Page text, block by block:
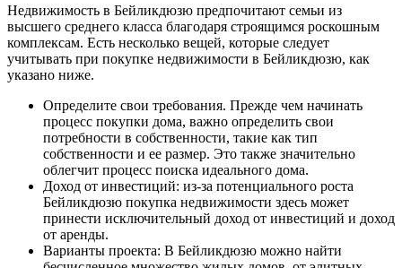
Недвижимость в Бейликдюзю предпочитают семьи из
высшего среднего класса благодаря строящимся роскошным
комплексам. Есть несколько вещей, которые следует
учитывать при покупке недвижимости в Бейликдюзю, как
указано ниже.
Определите свои требования. Прежде чем начинать
процесс покупки дома, важно определить свои
потребности в собственности, такие как тип
собственности и ее размер. Это также значительно
облегчит процесс поиска идеального дома.
Доход от инвестиций: из-за потенциального роста
Бейликдюзю покупка недвижимости здесь может
принести исключительный доход от инвестиций и доход
от аренды.
Варианты проекта: В Бейликдюзю можно найти